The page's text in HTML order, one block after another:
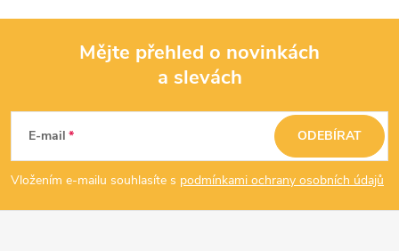
p
a
Mějte přehled o novinkách
a slevách
E-mail
Vložením e-mailu souhlasíte s podmínkami ochrany osobních údajů
ODEBÍRAT